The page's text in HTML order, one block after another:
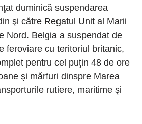
duminică suspendarea
şi către Regatul Unit al Marii
Nord. Belgia a suspendat de
feroviare cu teritoriul britanic,
pentru cel puţin 48 de ore
şi mărfuri dinspre Marea
rutiere, maritime şi